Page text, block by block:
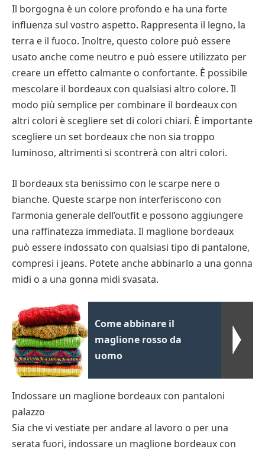
Il borgogna è un colore profondo e ha una forte
influenza sul vostro aspetto. Rappresenta il legno, la
terra e il fuoco. Inoltre, questo colore può essere
usato anche come neutro e può essere utilizzato per
creare un effetto calmante o confortante. È possibile
mescolare il bordeaux con qualsiasi altro colore. Il
modo più semplice per combinare il bordeaux con
altri colori è scegliere set di colori chiari. È importante
scegliere un set bordeaux che non sia troppo
luminoso, altrimenti si scontrerà con altri colori.
Il bordeaux sta benissimo con le scarpe nere o
bianche. Queste scarpe non interferiscono con
l’armonia generale dell’outfit e possono aggiungere
una raffinatezza immediata. Il maglione bordeaux
può essere indossato con qualsiasi tipo di pantalone,
compresi i jeans. Potete anche abbinarlo a una gonna
midi o a una gonna midi svasata.
Come abbinare il
maglione rosso da
uomo
Indossare un maglione bordeaux con pantaloni
palazzo
Sia che vi vestiate per andare al lavoro o per una
serata fuori, indossare un maglione bordeaux con